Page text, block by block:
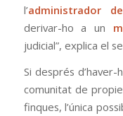
l’administrador
derivar-ho a un
judicial”, explica el
Si després
comunitat de
finques, l’única